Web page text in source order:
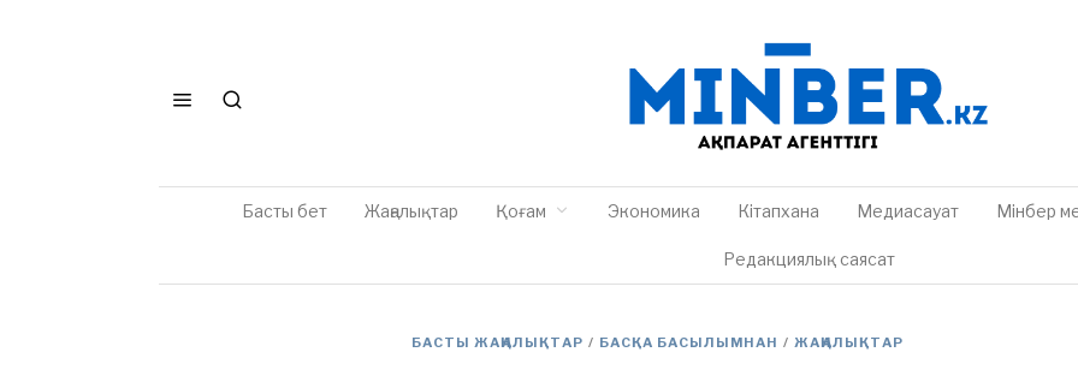
Басты бет Жаңалықтар Қоғам Экономика Кітапхана Медиасауат Мінбер
Редакциялық саясат
БАСТЫ ЖАҢАЛЫҚТАР / БАСҚА БАСЫЛЫМНАН / ЖАҢАЛЫҚТАР